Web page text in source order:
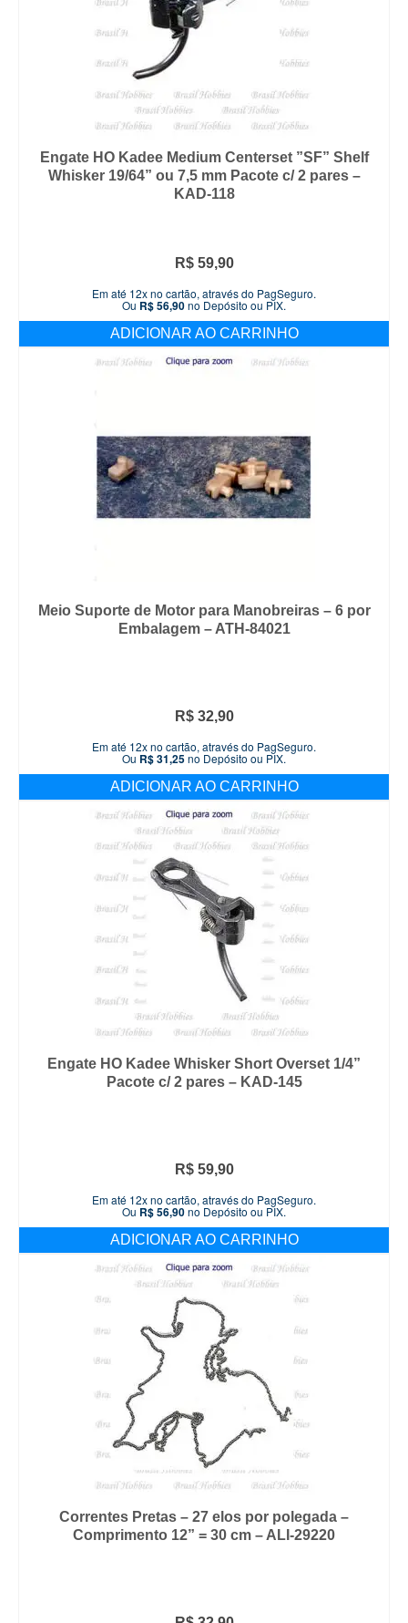
Engate HO Kadee Medium Centerset ”SF” Shelf
Whisker 19/64” ou 7,5 mm Pacote c/ 2 pares –
KAD-118
R$59,90
Em até 12x no cartão, através do PagSeguro.
Ou R$56,90no Depósito ou PIX.
ADICIONAR AO CARRINHO
Meio Suporte de Motor para Manobreiras – 6 por
Embalagem – ATH-84021
R$32,90
Em até 12x no cartão, através do PagSeguro.
Ou R$31,25no Depósito ou PIX.
ADICIONAR AO CARRINHO
Engate HO Kadee Whisker Short Overset 1/4”
Pacote c/ 2 pares – KAD-145
R$59,90
Em até 12x no cartão, através do PagSeguro.
Ou R$56,90no Depósito ou PIX.
ADICIONAR AO CARRINHO
Correntes Pretas – 27 elos por polegada –
Comprimento 12” = 30 cm – ALI-29220